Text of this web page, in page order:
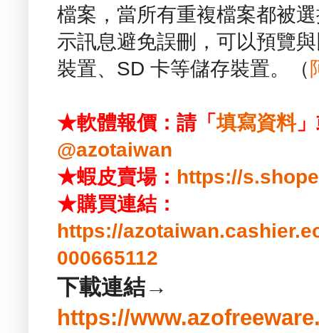
檔案，當所有重複檔案都被
示訊息避免誤刪，可以預覽
裝置、SD 卡等儲存裝置。（
★軟體報價：請「填寫資料
@azotaiwan
★蝦皮賣場： https://
★購買連結：
https://
000665112
下載連結→
https://